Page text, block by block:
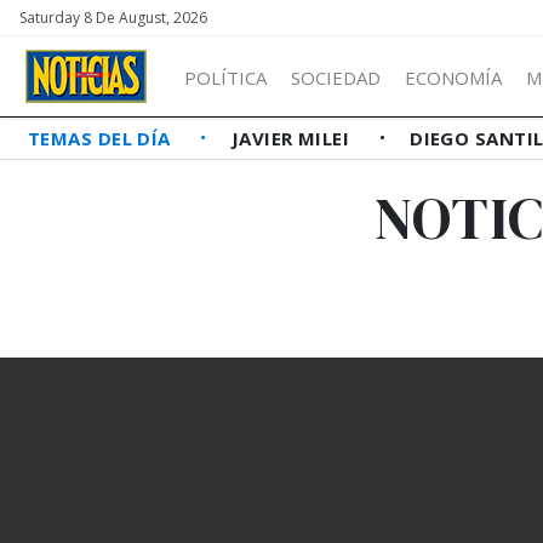
Saturday 8 De August, 2026
POLÍTICA SOCIEDAD ECONOMÍA
TEMAS DEL DÍA JAVIER MILEI DIEGO